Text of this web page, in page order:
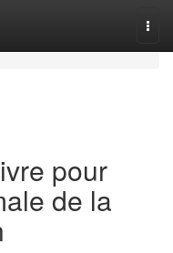
pour
de la